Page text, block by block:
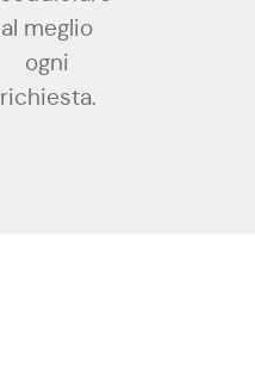
al meglio
ogni
richiesta.